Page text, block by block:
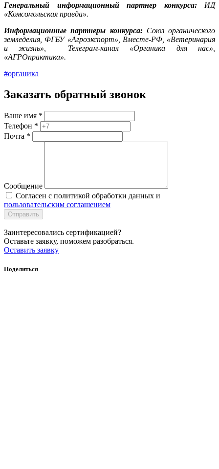
Генеральный информационный партнер конкурса:ИД
«Комсомольская правда».
Информационные партнеры конкурса:Союз органического
земледелия, ФГБУ «Агроэкспорт», Вместе-РФ, «Ветеринария
и жизнь», Телеграм-канал «Органика для нас»,
«АГРОпрактика».
#органика
Заказать обратный звонок
Ваше имя *
Телефон *
Почта *
Сообщение
Согласен с политикой обработки данных и
пользовательским соглашением
Отправить
Заинтересовались сертификацией?
Оставьте заявку, поможем разобраться.
Оставить заявку
Поделиться